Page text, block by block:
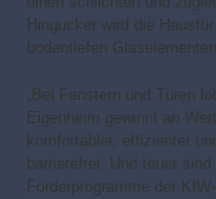
Hingucker wird die
bodentiefen
„Bei Fenstern und Türen
Eigenheim gewinnt an
komfortabler, effizienter
barrierefrei. Und teuer
Förderprogramme der